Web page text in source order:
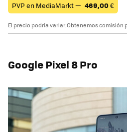
PVP en MediaMarkt — 469,00€
El precio podría variar. Obtenemos comisión
Google Pixel 8 Pro